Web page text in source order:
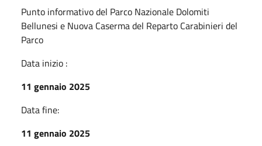
Punto informativo del Parco Nazionale Dolomiti
Bellunesi e Nuova Caserma del Reparto Carabinieri del
Parco
Data inizio :
11 gennaio 2025
Data fine:
11 gennaio 2025